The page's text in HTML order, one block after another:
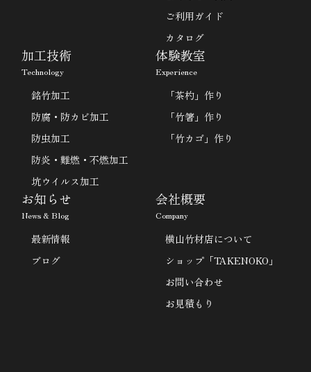
ご利用ガイド
カタログ
加工技術
Technology
銘竹加工
防腐・防カビ加工
防虫加工
防炎・難燃・不燃加工
坑ウイルス加工
体験教室
Experience
「茶杓」作り
「竹箸」作り
「竹カゴ」作り
お知らせ
News & Blog
最新情報
ブログ
会社概要
Company
横山竹材店について
ショップ「TAKENOKO」
お問い合わせ
お見積もり